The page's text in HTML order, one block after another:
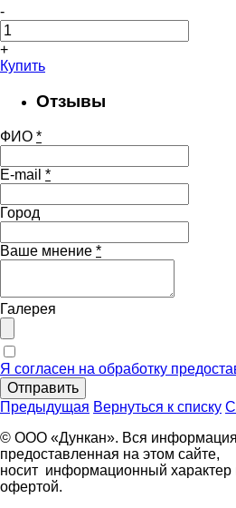
-
+
Купить
Отзывы
ФИО *
E-mail *
Город
Ваше мнение *
Галерея
Я согласен на обработку
Отправить
Предыдущая Вернуться к списку
© ООО «Дункан». Вся информация
предоставленная на этом сайте,
носит информационный характер
офертой.